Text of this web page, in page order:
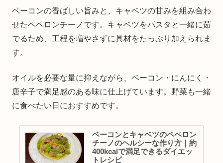
ベーコンの香ばしい旨みと、キャベツの甘みを組み合わ
せたペペロンチーノです。キャベツをパスタと一緒に茹
でるため、工程を増やさずに具材をたっぷり加えられま
す。
オイルを必要な量に抑えながら、ベーコン・にんにく・
唐辛子で満足感のある味に仕上げています。野菜も一緒
に食べたい日におすすめです。
ベーコンとキャベツのペペロン
チーノのヘルシーな作り方｜約
400kcalで満足できるダイエッ
トレシピ